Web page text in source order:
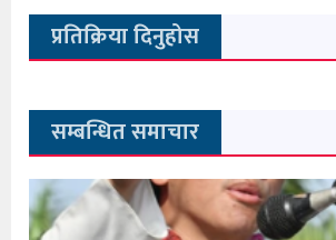
प्रतिक्रिया दिनुहोस
सम्बन्धित समाचार